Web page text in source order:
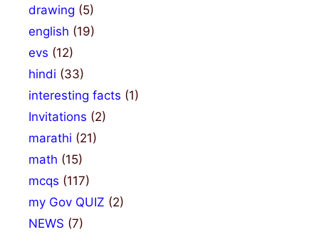
drawing (5)
english (19)
evs (12)
hindi (33)
interesting facts (1)
Invitations (2)
marathi (21)
math (15)
mcqs (117)
my Gov QUIZ (2)
NEWS (7)